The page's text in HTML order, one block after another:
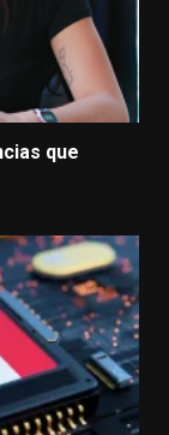
que